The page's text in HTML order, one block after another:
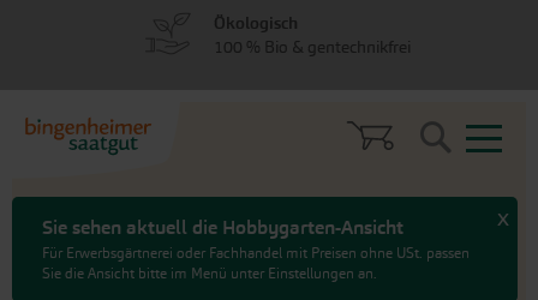
Sie sehen aktuell die Hobbygarten-Ansicht
Für Erwerbsgärtnerei oder Fachhandel mit Preisen ohne USt. passen
Sie die Ansicht bitte im Menü unter Einstellungen an.
x
Search
Ökologisch
100 % Bio & gentechnikfrei